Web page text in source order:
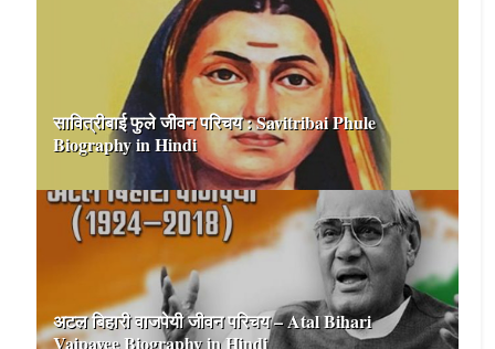
सावित्रीबाई फुले जीवन परिचय : Savitribai Phule
Biography in Hindi
अटल बिहारी वाजपेयी जीवन परिचय – Atal Bihari
Vajpayee Biography in Hindi